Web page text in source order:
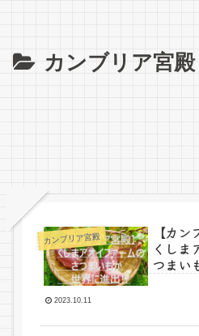
カンブリア宮殿
カンブリア宮殿
【カ
くしま
つまい
2023.10.11